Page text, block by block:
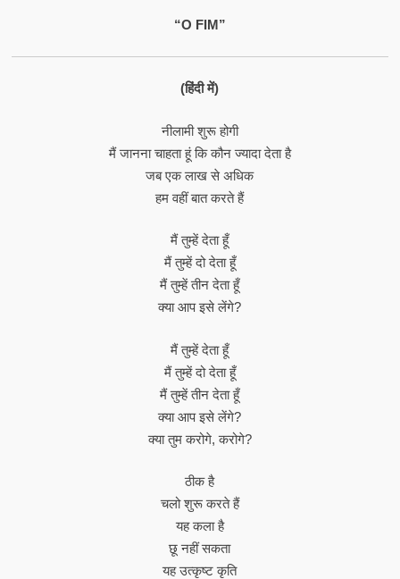
“O FIM”
(हिंदी में)
नीलामी शुरू होगी
मैं जानना चाहता हूं कि कौन ज्यादा देता है
जब एक लाख से अधिक
हम वहीं बात करते हैं
मैं तुम्हें देता हूँ
मैं तुम्हें दो देता हूँ
मैं तुम्हें तीन देता हूँ
क्या आप इसे लेंगे?
मैं तुम्हें देता हूँ
मैं तुम्हें दो देता हूँ
मैं तुम्हें तीन देता हूँ
क्या आप इसे लेंगे?
क्या तुम करोगे, करोगे?
ठीक है
चलो शुरू करते हैं
यह कला है
छू नहीं सकता
यह उत्कृष्ट कृति